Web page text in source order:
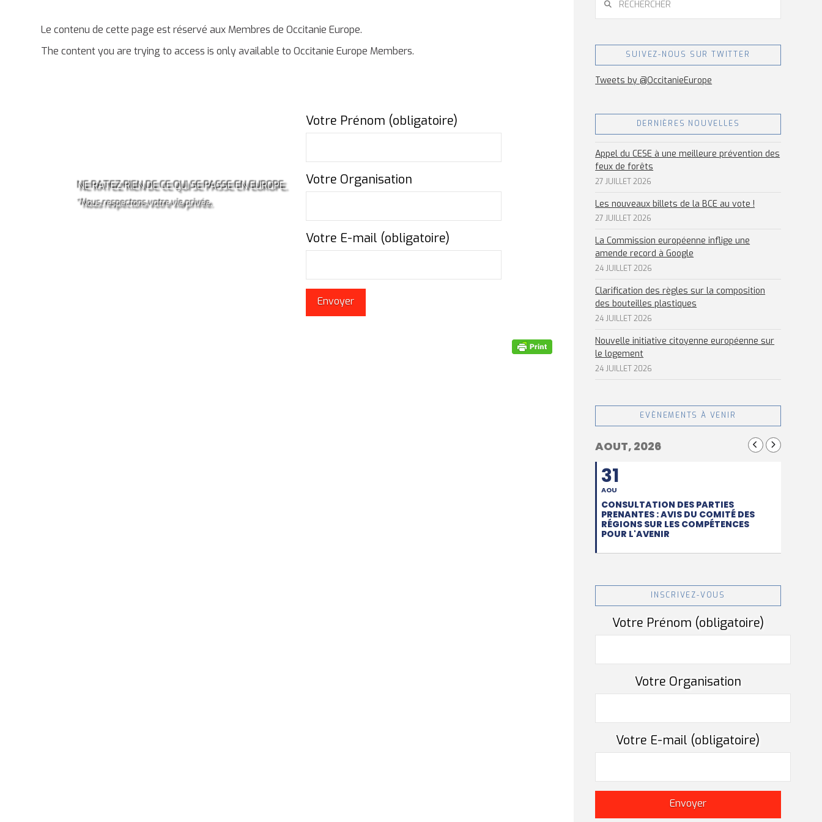
Le contenu de cette page est réservé aux Membres de Occitanie Europe.
The content you are trying to access is only available to Occitanie Europe Members.
NE RATEZ RIEN DE CE QUI SE PASSE EN EUROPE.
*Nous respectons votre vie privée.
Votre Prénom (obligatoire)
Votre Organisation
Votre E-mail (obligatoire)
SUIVEZ-NOUS SUR TWITTER
Tweets by @OccitanieEurope
DERNIÈRES NOUVELLES
Appel du CESE à une meilleure prévention des
feux de forêts
27 JUILLET 2026
Les nouveaux billets de la BCE au vote !
27 JUILLET 2026
La Commission européenne inflige une
amende record à Google
24 JUILLET 2026
Clarification des règles sur la composition
des bouteilles plastiques
24 JUILLET 2026
Nouvelle initiative citoyenne européenne sur
le logement
24 JUILLET 2026
EVÈNEMENTS À VENIR
AOUT, 2026
31
AOU
CONSULTATION DES PARTIES
PRENANTES : AVIS DU COMITÉ DES
RÉGIONS SUR LES COMPÉTENCES
POUR L'AVENIR
INSCRIVEZ-VOUS
Votre Prénom (obligatoire)
Votre Organisation
Votre E-mail (obligatoire)